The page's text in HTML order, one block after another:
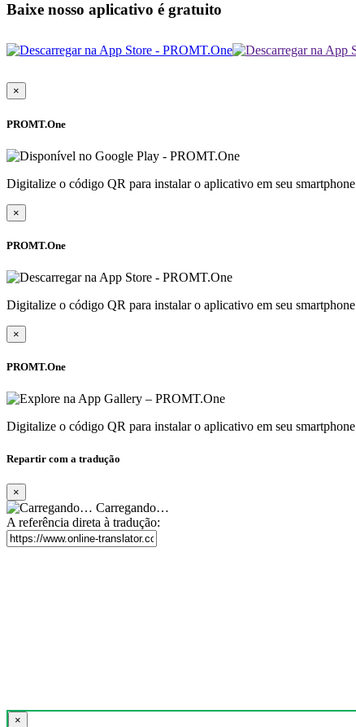
Baixe nosso aplicativo é gratuito
×
PROMT.One
Digitalize o código QR para instalar o aplicativo em seu smartphone
×
PROMT.One
Digitalize o código QR para instalar o aplicativo em seu smartphone
×
PROMT.One
Digitalize o código QR para instalar o aplicativo em seu smartphone
Repartir com a tradução
×
Carregando…
A referência direta à tradução:
×